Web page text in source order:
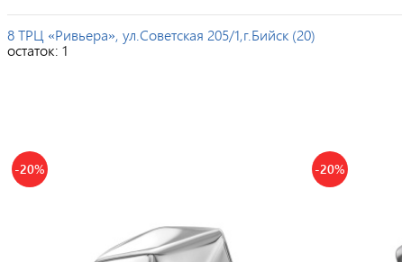
8 ТРЦ «Ривьера», ул.Советская 205/1,г.Бийск (20)
остаток: 1
-20% -20%